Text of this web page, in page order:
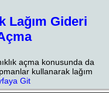
Lağım Gideri
açma konusunda da
kullanarak lağım
Git